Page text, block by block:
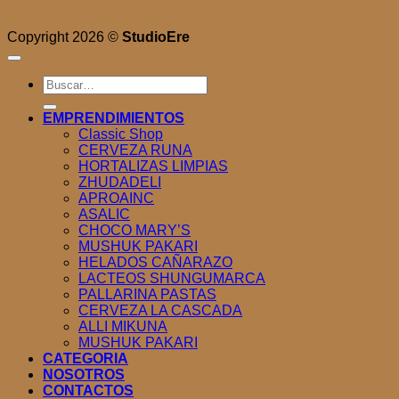
Copyright 2026 © StudioEre
Buscar
por:
EMPRENDIMIENTOS
Classic Shop
CERVEZA RUNA
HORTALIZAS LIMPIAS
ZHUDADELI
APROAINC
ASALIC
CHOCO MARY’S
MUSHUK PAKARI
HELADOS CAÑARAZO
LACTEOS SHUNGUMARCA
PALLARINA PASTAS
CERVEZA LA CASCADA
ALLI MIKUNA
MUSHUK PAKARI
CATEGORIA
NOSOTROS
CONTACTOS